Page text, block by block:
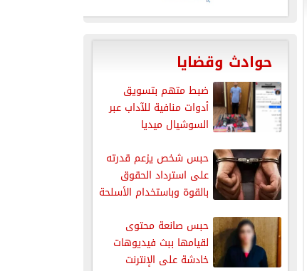
حوادث وقضايا
ضبط متهم بتسويق
أدوات منافية للآداب عبر
السوشيال ميديا
حبس شخص يزعم قدرته
على استرداد الحقوق
بالقوة وباستخدام الأسلحة
حبس صانعة محتوى
لقيامها ببث فيديوهات
خادشة على الإنترنت